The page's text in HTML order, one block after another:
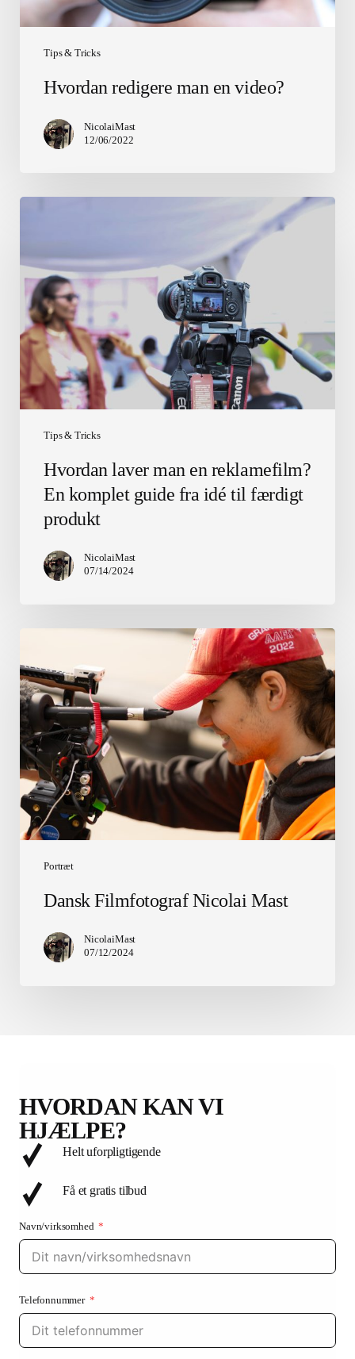
Tips & Tricks
Hvordan redigere man en video?
NicolaiMast
12/06/2022
Tips & Tricks
en
reklamefilm?
En
komplet
guide
fra
idé
til
produkt
Hvordan laver man en reklamefilm?
En komplet guide fra idé til færdigt
produkt
NicolaiMast
07/14/2024
Portræt
Nicolai
Mast
Dansk Filmfotograf Nicolai Mast
NicolaiMast
07/12/2024
HVORDAN KAN VI
HJÆLPE?
Helt uforpligtigende
Få et gratis tilbud
Navn/virksomhed
Telefonnummer